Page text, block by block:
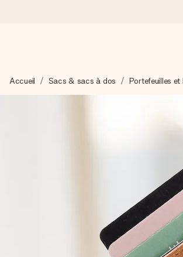
Nous préparons votre cadeau avec
Nos cadeaux sont appréciés. Les
Carte de vœux gratuite
Créez quelque chose d’unique en
Accueil Sacs & sacs à dos Portefeuilles